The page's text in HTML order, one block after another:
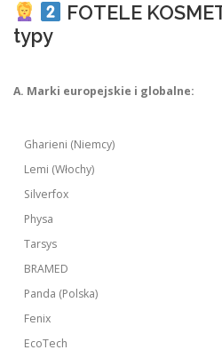
FOTELE
typy
A. Marki europejskie i globalne:
Gharieni (Niemcy)
Lemi (Włochy)
Silverfox
Physa
Tarsys
BRAMED
Panda (Polska)
Fenix
EcoTech